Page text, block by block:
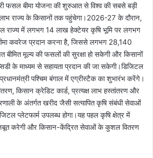
फसल बीमा योजना की शुरुआत से विश्व की सबसे बड़ी
राज्य के किसानों तक पहुंचेगा।2026-27 के दौरान,
राज्य में लगभग 14 लाख हेक्टेयर कृषि भूमि पर लगभग
कवरेज प्रदान करना है, जिससे लगभग 28,140
मूल्य की फसलों की सुरक्षा हो सकेगी और किसानों
के माध्यम से सहायता प्रदान की जा सकेगी।डिजिटल
पश्चिम बंगाल में एग्रीस्टैक का शुभारंभ करेंगे।
किसान क्रेडिट कार्ड, प्रत्यक्ष लाभ हस्तांतरण और
के अंतर्गत खरीद जैसी सत्यापित कृषि संबंधी सेवाओं
प्लेटफार्म उपलब्ध होगा।यह पहल कृषि क्षेत्र में
करेगी और किसान-केंद्रित सेवाओं के कुशल वितरण